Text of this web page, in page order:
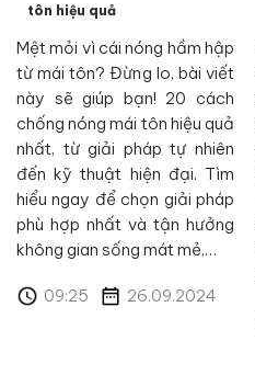
tôn hiệu quả
Mệt mỏi vì cái nóng hầm hập
từ mái tôn? Đừng lo, bài viết
này sẽ giúp bạn! 20 cách
chống nóng mái tôn hiệu quả
nhất, từ giải pháp tự nhiên
đến kỹ thuật hiện đại. Tìm
hiểu ngay để chọn giải pháp
phù hợp nhất và tận hưởng
không gian sống mát mẻ,…
09:25 26.09.2024